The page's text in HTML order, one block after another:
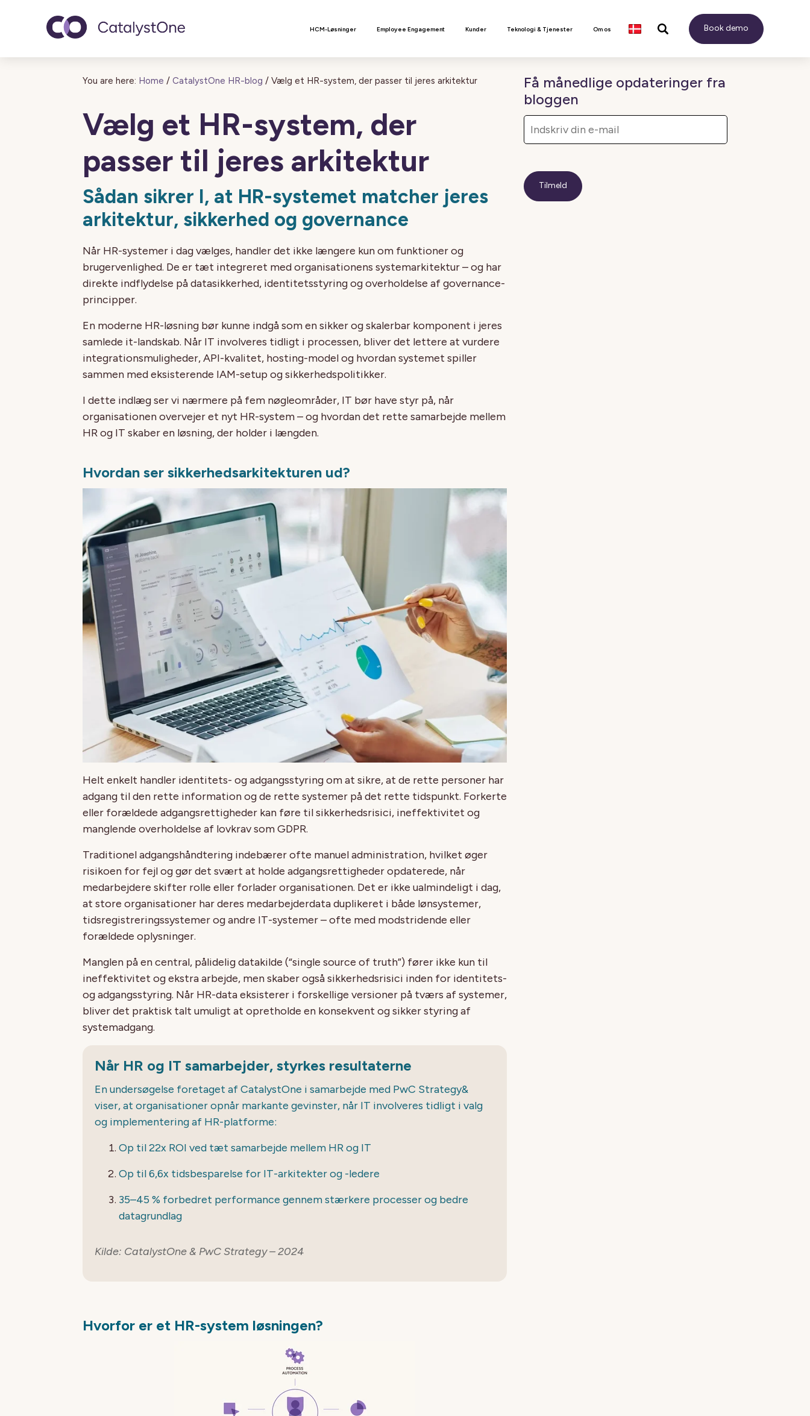
Toggle navigation HCM-Løsninger Employee Engagement Kunder Teknologi & Tjenester Om os Book demo
You are here: Home / CatalystOne HR-blog / Vælg et HR-system, der passer til jeres arkitektur
Vælg et HR-system, der
passer til jeres arkitektur
Sådan sikrer I, at HR-systemet matcher jeres
arkitektur, sikkerhed og governance
Når HR-systemer i dag vælges, handler det ikke længere kun om funktioner og
brugervenlighed. De er tæt integreret med organisationens systemarkitektur – og har
direkte indflydelse på datasikkerhed, identitetsstyring og overholdelse afgovernance-
principper.
En moderne HR-løsning bør kunne indgå som en sikker og skalerbar komponent i jeres
samlede it-landskab. Når IT involveres tidligt i processen, bliver det lettere at vurdere
integrationsmuligheder, API-kvalitet, hosting-model og hvordan systemet spiller
sammen med eksisterende IAM-setup og sikkerhedspolitikker.
I dette indlæg ser vi nærmere på fem nøgleområder, IT bør have styr på, når
organisationen overvejer et nyt HR-system – og hvordan det rette samarbejde mellem
HR og IT skaber en løsning, der holder i længden.
Hvordan ser sikkerhedsarkitekturen ud?
Helt enkelt handler identitets- og adgangsstyring om at sikre, at de rette personer har
adgang til den rette information og de rette systemer på det rette tidspunkt. Forkerte
eller forældede adgangsrettigheder kan føre til sikkerhedsrisici, ineffektivitet og
manglende overholdelse af lovkrav som GDPR.
Traditionel adgangshåndtering indebærer ofte manuel administration, hvilket øger
risikoen for fejl og gør det svært at holde adgangsrettigheder opdaterede, når
medarbejdere skifter rolle eller forlader organisationen. Det er ikke ualmindeligt i dag,
at store organisationer har deres medarbejderdata duplikeret i både lønsystemer,
tidsregistreringssystemer og andre IT-systemer – ofte med modstridende eller
forældede oplysninger.
Manglen på en central, pålidelig datakilde (“single source of truth”) fører ikke kun til
ineffektivitet og ekstra arbejde, men skaber også sikkerhedsrisici inden for identitets-
og adgangsstyring. Når HR-data eksisterer i forskellige versioner på tværs af systemer,
bliver det praktisk talt umuligt at opretholde en konsekvent og sikker styring af
systemadgang.
Når HR og IT samarbejder, styrkes resultaterne
En undersøgelse foretaget af CatalystOne i samarbejde med PwC Strategy&
viser, at organisationer opnår markante gevinster, når IT involveres tidligt i valg
og implementering af HR-platforme:
Op til 22x ROI ved tæt samarbejde mellem HR og IT
Op til 6,6x tidsbesparelse for IT-arkitekter og -ledere
35–45 % forbedret performance gennem stærkere processer og bedre
datagrundlag
Kilde: CatalystOne & PwC Strategy – 2024
Hvorfor er et HR-system løsningen?
Få månedlige opdateringer fra
bloggen